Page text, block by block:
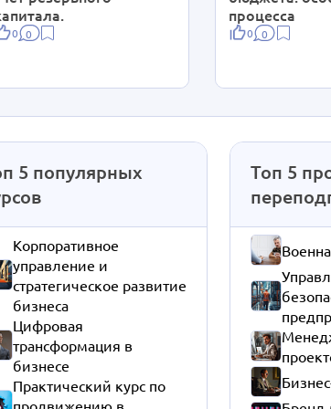
0 0
процесса
0 0
5 популярных
Корпоративное
управление и
стратегическое развитие
бизнеса
Цифровая
трансформация в
бизнесе
Практический курс по
продвижению в
Топ 5